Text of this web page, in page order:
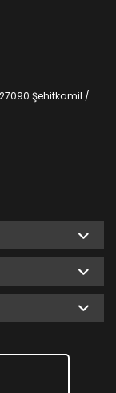
Şehitkamil /